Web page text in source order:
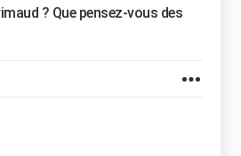
? Que pensez-vous des